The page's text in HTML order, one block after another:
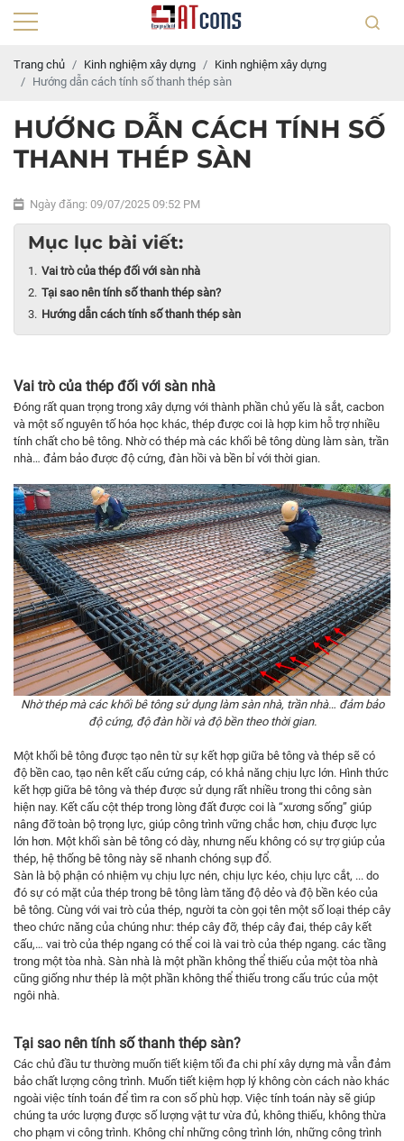
Trang chủ Kinh nghiệm xây dựng
Kinh nghiệm xây dựng
Hướng dẫn cách tính số thanh thép sàn
HƯỚNG DẪN CÁCH TÍNH SỐ
THANH THÉP SÀN
Ngày đăng: 09/07/2025 09:52 PM
Mục lục bài viết:
Vai trò của thép đối với sàn nhà
Tại sao nên tính số thanh thép sàn?
Hướng dẫn cách tính số thanh thép sàn
Vai trò của thép đối với sàn nhà
Đóng rất quan trọng trong xây dựng với thành phần chủ yếu là sắt, cacbon
và một số nguyên tố hóa học khác, thép được coi là hợp kim hỗ trợ nhiều
tính chất cho bê tông. Nhờ có thép mà các khối bê tông dùng làm sàn, trần
nhà… đảm bảo được độ cứng, đàn hồi và bền bỉ với thời gian.
Nhờ thép mà các khối bê tông sử dụng làm sàn nhà, trần nhà… đảm bảo
độ cứng, độ đàn hồi và độ bền theo thời gian.
Một khối bê tông được tạo nên từ sự kết hợp giữa bê tông và thép sẽ có
độ bền cao, tạo nên kết cấu cứng cáp, có khả năng chịu lực lớn. Hình thức
kết hợp giữa bê tông và thép được sử dụng rất nhiều trong thi công sàn
hiện nay. Kết cấu cột thép trong lòng đất được coi là “xương sống” giúp
nâng đỡ toàn bộ trọng lực, giúp công trình vững chắc hơn, chịu được lực
lớn hơn. Một khối sàn bê tông có dày, nhưng nếu không có sự trợ giúp của
thép, hệ thống bê tông này sẽ nhanh chóng sụp đổ.
Sàn là bộ phận có nhiệm vụ chịu lực nén, chịu lực kéo, chịu lực cắt, ... do
đó sự có mặt của thép trong bê tông làm tăng độ dẻo và độ bền kéo của
bê tông. Cùng với vai trò của thép, người ta còn gọi tên một số loại thép cây
theo chức năng của chúng như: thép cây đỡ, thép cây đai, thép cây kết
cấu,… vai trò của thép ngang có thể coi là vai trò của thép ngang. các tầng
trong một tòa nhà. Sàn nhà là một phần không thể thiếu của một tòa nhà
cũng giống như thép là một phần không thể thiếu trong cấu trúc của một
ngôi nhà.
Tại sao nên tính số thanh thép sàn?
Các chủ đầu tư thường muốn tiết kiệm tối đa chi phí xây dựng mà vẫn đảm
bảo chất lượng công trình. Muốn tiết kiệm hợp lý không còn cách nào khác
ngoài việc tính toán để tìm ra con số phù hợp. Việc tính toán này sẽ giúp
chúng ta ước lượng được số lượng vật tư vừa đủ, không thiếu, không thừa
cho phạm vi công trình. Không chỉ những công trình lớn, những công trình